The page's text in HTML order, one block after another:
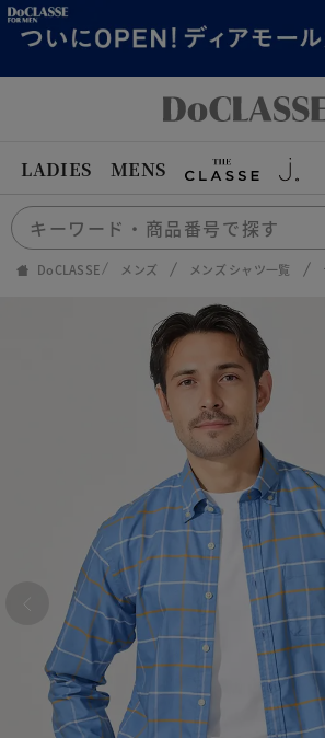
LADIES MENS
DoCLASSE メンズ メンズ シャツ一覧